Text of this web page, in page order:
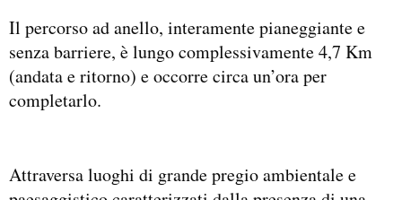
Il percorso ad anello, interamente pianeggiante e
senza barriere, è lungo complessivamente 4,7 Km
(andata e ritorno) e occorre circa un’ora per
completarlo.
Attraversa luoghi di grande pregio ambientale e